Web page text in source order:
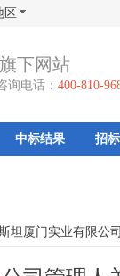
区
下网站
询电话： 400-810-
中标结果 招
坦厦门实业有限公